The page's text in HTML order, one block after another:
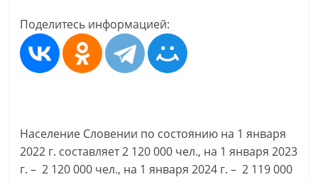
Поделитесь информацией:
Население Словении по состоянию на 1 января
2022 г. составляет 2 120 000 чел., на 1 января 2023
г. – 2 120 000 чел., на 1 января 2024 г. – 2 119 000